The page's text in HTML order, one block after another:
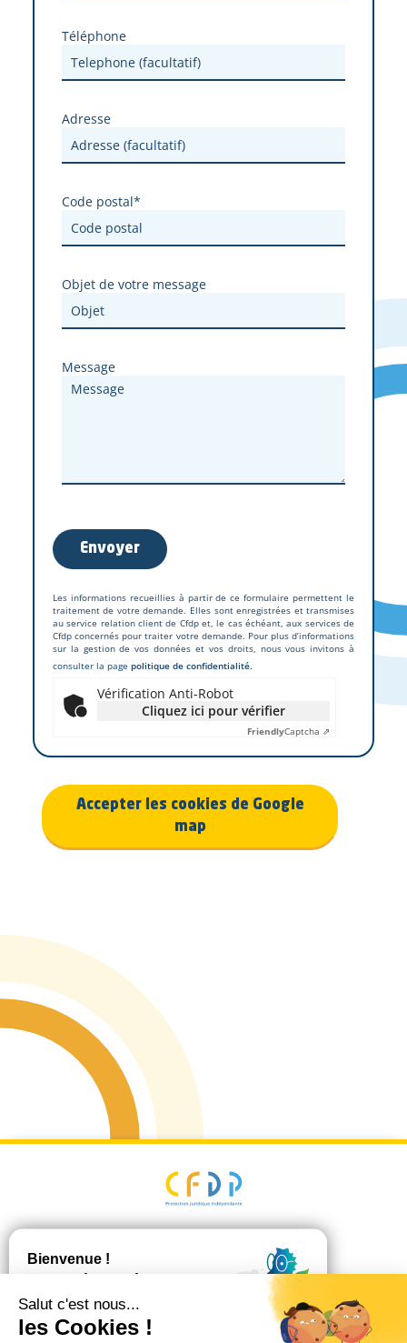
Téléphone
Adresse
Code postal*
Objet de votre message
Message
Les informations recueillies à partir de ce formulaire permettent le
traitement de votre demande. Elles sont enregistrées et transmises
au service relation client de Cfdp et, le cas échéant, aux services de
Cfdp concernés pour traiter votre demande. Pour plus d’informations
sur la gestion de vos données et vos droits, nous vous invitons à
consulter la page politique de confidentialité.
Vérification Anti-Robot
Cliquez ici pour vérifier
FriendlyCaptcha ⇗
Accepter les cookies de Google
map
Mentions Légales
confidentialité